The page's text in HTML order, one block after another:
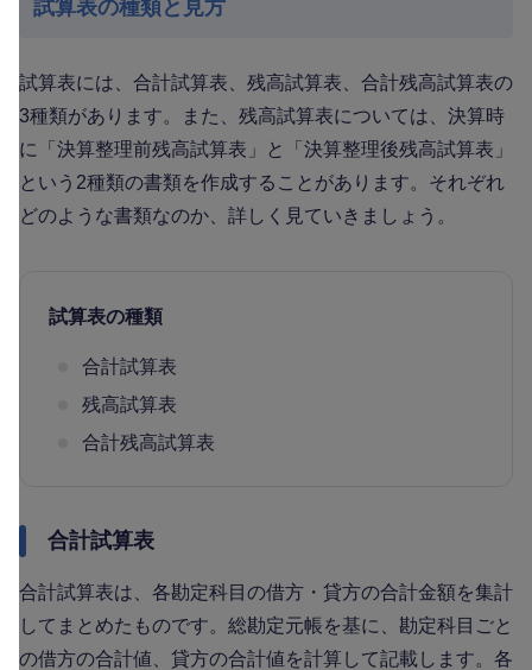
試算表の種類と見方
試算表には、合計試算表、残高試算表、合計残高試算表の
3種類があります。また、残高試算表については、決算時
に「決算整理前残高試算表」と「決算整理後残高試算表」
という2種類の書類を作成することがあります。それぞれ
どのような書類なのか、詳しく見ていきましょう。
試算表の種類
合計試算表
残高試算表
合計残高試算表
合計試算表
合計試算表は、各勘定科目の借方・貸方の合計金額を集計
してまとめたものです。総勘定元帳を基に、勘定科目ごと
の借方の合計値、貸方の合計値を計算して記載します。各